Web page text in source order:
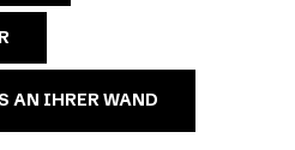
AN IHRER WAND